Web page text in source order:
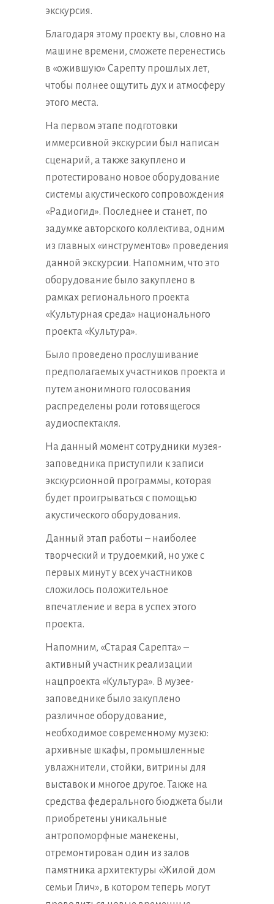
экскурсия.
Благодаря этому проекту вы, словно на
машине времени, сможете перенестись
в «ожившую» Сарепту прошлых лет,
чтобы полнее ощутить дух и атмосферу
этого места.
На первом этапе подготовки
иммерсивной экскурсии был написан
сценарий, а также закуплено и
протестировано новое оборудование
системы акустического сопровождения
«Радиогид». Последнее и станет, по
задумке авторского коллектива, одним
из главных «инструментов» проведения
данной экскурсии. Напомним, что это
оборудование было закуплено в
рамках регионального проекта
«Культурная среда» национального
проекта «Культура».
Было проведено прослушивание
предполагаемых участников проекта и
путем анонимного голосования
распределены роли готовящегося
аудиоспектакля.
На данный момент сотрудники музея-
заповедника приступили к записи
экскурсионной программы, которая
будет проигрываться с помощью
акустического оборудования.
Данный этап работы – наиболее
творческий и трудоемкий, но уже с
первых минут у всех участников
сложилось положительное
впечатление и вера в успех этого
проекта.
Напомним, «Старая Сарепта» –
активный участник реализации
нацпроекта «Культура». В музее-
заповеднике было закуплено
различное оборудование,
необходимое современному музею:
архивные шкафы, промышленные
увлажнители, стойки, витрины для
выставок и многое другое. Также на
средства федерального бюджета были
приобретены уникальные
антропоморфные манекены,
отремонтирован один из залов
памятника архитектуры «Жилой дом
семьи Глич», в котором теперь могут